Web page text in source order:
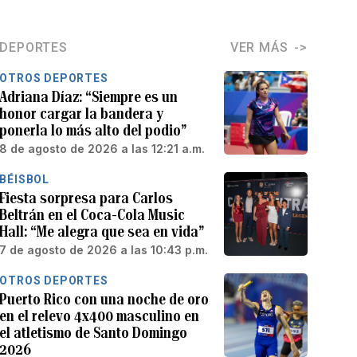
DEPORTES VER MÁS
OTROS DEPORTES
Adriana Díaz: “Siempre es un
honor cargar la bandera y
ponerla lo más alto del podio”
8 de agosto de 2026 a las 12:21 a.m.
BÉISBOL
Fiesta sorpresa para Carlos
Beltrán en el Coca-Cola Music
Hall: “Me alegra que sea en vida”
7 de agosto de 2026 a las 10:43 p.m.
OTROS DEPORTES
Puerto Rico con una noche de oro
en el relevo 4x400 masculino en
el atletismo de Santo Domingo
2026